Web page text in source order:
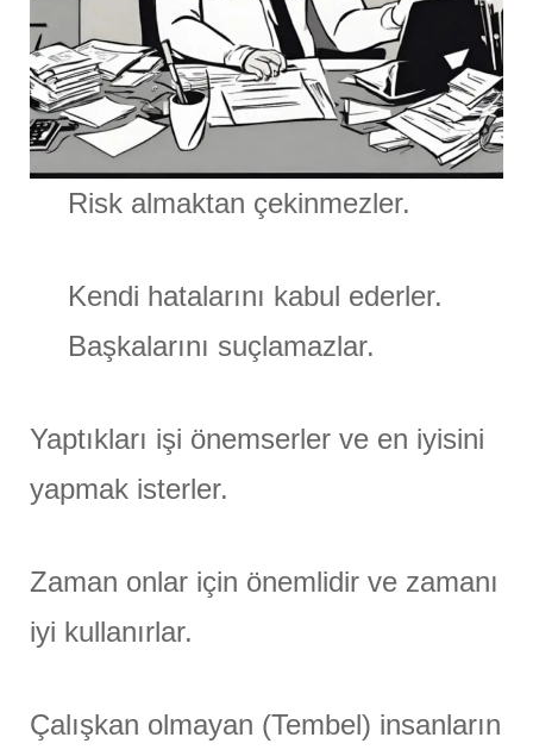
Risk almaktan çekinmezler.
Kendi hatalarını kabul ederler.
Başkalarını suçlamazlar.
Yaptıkları işi önemserler ve en iyisini
yapmak isterler.
Zaman onlar için önemlidir ve zamanı
iyi kullanırlar.
Çalışkan olmayan (Tembel) insanların